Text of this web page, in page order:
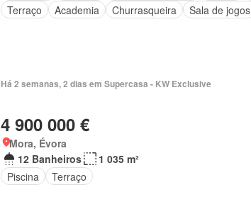
Terraço
Academia Churrasqueira Sala de jogos
Há 2 semanas, 2 dias em Supercasa - KW Exclusive
4 900 000 €
Mora, Évora
12 Banheiros
1 035 m²
Piscina
Terraço